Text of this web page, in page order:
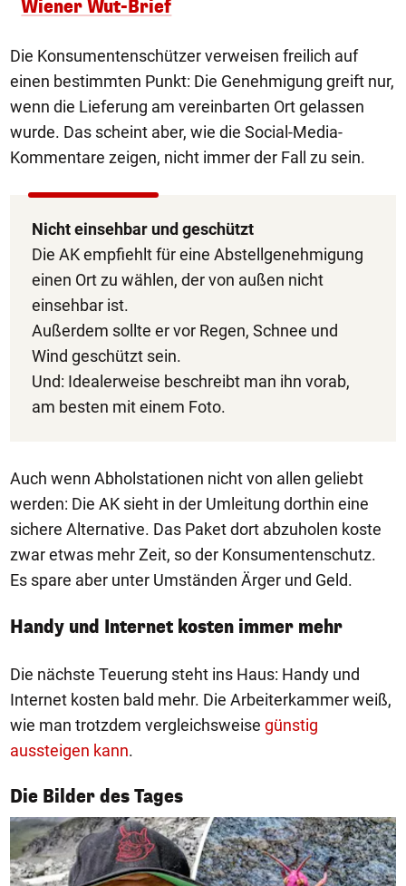
Wiener Wut-Brief
Die Konsumentenschützer verweisen freilich auf
einen bestimmten Punkt: Die Genehmigung greift nur,
wenn die Lieferung am vereinbarten Ort gelassen
wurde. Das scheint aber, wie die Social-Media-
Kommentare zeigen, nicht immer der Fall zu sein.
Nicht einsehbar und geschützt
Die AK empfiehlt für eine Abstellgenehmigung
einen Ort zu wählen, der von außen nicht
einsehbar ist.
Außerdem sollte er vor Regen, Schnee und
Wind geschützt sein.
Und: Idealerweise beschreibt man ihn vorab,
am besten mit einem Foto.
Auch wenn Abholstationen nicht von allen geliebt
werden: Die AK sieht in der Umleitung dorthin eine
sichere Alternative. Das Paket dort abzuholen koste
zwar etwas mehr Zeit, so der Konsumentenschutz.
Es spare aber unter Umständen Ärger und Geld.
Handy und Internet kosten immer mehr
Die nächste Teuerung steht ins Haus: Handy und
Internet kosten bald mehr. Die Arbeiterkammer weiß,
wie man trotzdem vergleichsweise günstig
aussteigen kann.
Die Bilder des Tages
1/50